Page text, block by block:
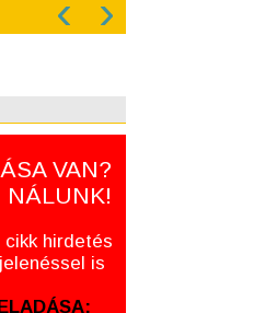
‹ ›
VAN?
NÁLUNK!
cikk hirdetés
is